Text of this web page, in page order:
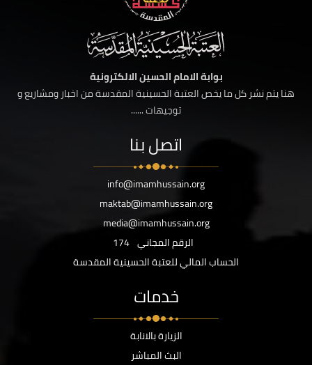
بوابة الامام الحسين الالكترونية
هنا يتم نشر كل ما يخص العتبة الحسينية المقدسة من اخبار ومشاريع و
توجيهات ......
اتصل بنا
info@imamhussain.org
maktab@imamhussain.org
media@imamhussain.org
الرقم المجاني 174
الحساب المالي للعتبة الحسينية المقدسة
خدمات
الزيارة بالانابة
البث المباشر